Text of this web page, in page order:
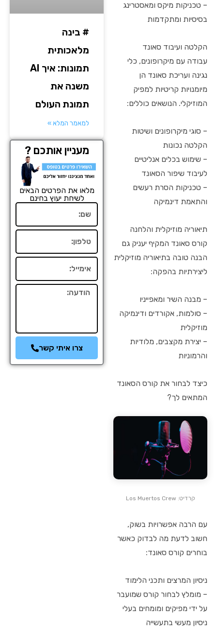
– טכניקות מיקס ומאסטרינג
בסיסיות ומתקדמות
הקלטה ועיבוד סאונד
עבודה עם מיקרופונים, כלי
נגינה ועריכת סאונד הן
מיומנויות קריטיות למפיק
המוזיקלי. הנושאים כוללים:
– סוגי מיקרופונים ושיטות
הקלטה נכונות
– שימוש בכלים אנליטיים
לעיבוד שיפור הסאונד
– טכניקות הסרת רעשים
והתאמת דינמיקה
תיאוריה מוזיקלית והלחנה
קורס סאונד המקיף יעניק גם
הבנה טובה בתיאוריה מוזיקלית
ליצירתיות בהפקה:
– מבנה השיר ומאפייניו
– סולמות, אקורדים ודינמיקה
מוזיקלית
– יצירת מקצבים, מלודיות
והרמוניות
כיצד לבחור את קורס הסאונד
המתאים לך?
קרדיט: Los Muertos Crew
עם הרבה אפשרויות בשוק,
חשוב לדעת מה לבדוק כאשר
בוחרים קורס סאונד:
ניסיון המרצים ותכני הלימוד
– מומלץ לבחור קורס שמועבר
על ידי מפיקים ומומחים בעלי
ניסיון מעשי בתעשייה
# בינה
מלאכותית
תמונות: איך AI
משנה את
תמונת העולם
למאמר המלא »
מעניין אותכם ?
מלאו את הפרטים הבאים
לשיחת יעוץ בחינם
הודעה
צרו איתי קשר